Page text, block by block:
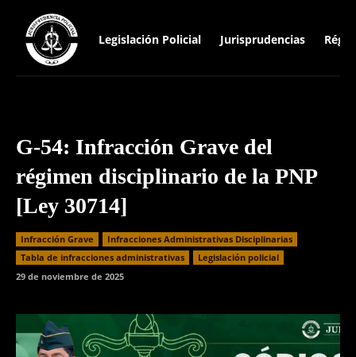
Legislación Policial Jurisprudencias
G-54: Infracción Grave del
régimen disciplinario de la PNP
[Ley 30714]
Infracción Grave
Infracciones Administrativas Disciplinarias
⁠Tabla de infracciones administrativas
Legislación policial
29 de noviembre de 2025